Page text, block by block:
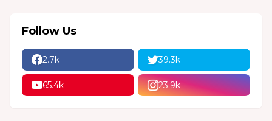
Follow Us
2.7k 39.3k
65.4k 23.9k